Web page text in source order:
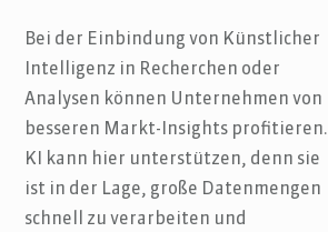
Bei der Einbindung von Künstlicher
Intelligenz in Recherchen oder
Analysen können Unternehmen von
besseren Markt-Insights profitieren.
KI kann hier unterstützen, denn sie
ist in der Lage, große Datenmengen
schnell zu verarbeiten und